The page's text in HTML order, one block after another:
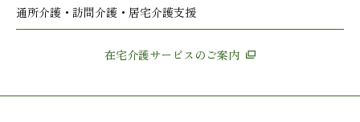
通所介護・訪問介護・居宅介護支援
在宅介護サービスのご案内